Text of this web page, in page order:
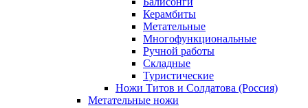
Керамбиты
Метательные
Многофункциональные
Ручной работы
Складные
Туристические
Ножи Титов и Солдатова (Россия)
Метательные ножи